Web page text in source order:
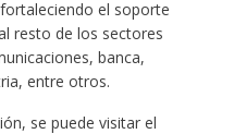
el soporte
resto de los sectores
banca,
entre otros.
se puede visitar el